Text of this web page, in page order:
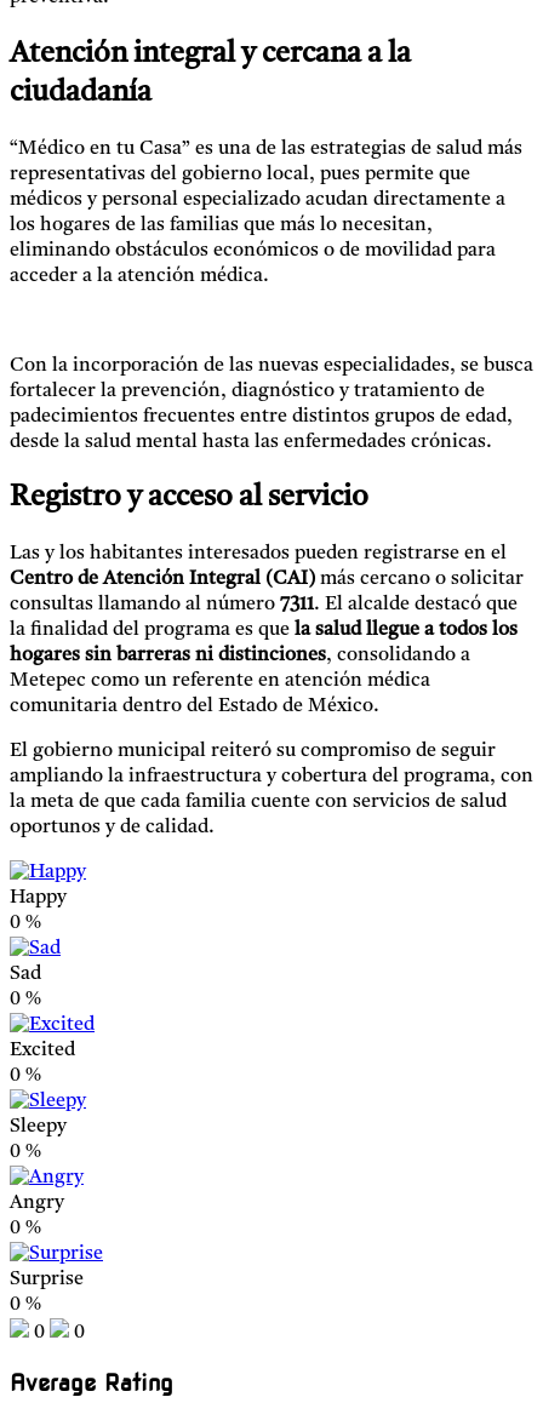
Atención integral y cercana a la
ciudadanía
“Médico en tu Casa” es una de las estrategias de salud más
representativas del gobierno local, pues permite que
médicos y personal especializado acudan directamente a
los hogares de las familias que más lo necesitan,
eliminando obstáculos económicos o de movilidad para
acceder a la atención médica.
Con la incorporación de las nuevas especialidades, se busca
fortalecer la prevención, diagnóstico y tratamiento de
padecimientos frecuentes entre distintos grupos de edad,
desde la salud mental hasta las enfermedades crónicas.
Registro y acceso al servicio
Las y los habitantes interesados pueden registrarse en el
Centro de Atención Integral (CAI) más cercano o solicitar
consultas llamando al número 7311. El alcalde destacó que
la finalidad del programa es que la salud llegue a todos los
hogares sin barreras ni distinciones, consolidando a
Metepec como un referente en atención médica
comunitaria dentro del Estado de México.
El gobierno municipal reiteró su compromiso de seguir
ampliando la infraestructura y cobertura del programa, con
la meta de que cada familia cuente con servicios de salud
oportunos y de calidad.
Happy
0 %
Sad
0 %
Excited
0 %
Sleepy
0 %
Angry
0 %
Surprise
0 %
0
0
Average Rating